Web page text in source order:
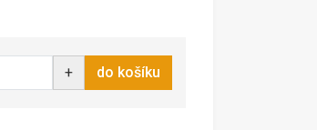
+ do košíku